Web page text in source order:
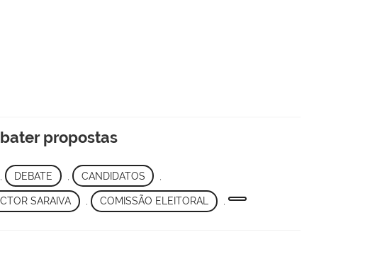
propostas
DEBATE CANDIDATOS
SARAIVA , COMISSÃO ELEITORAL ,